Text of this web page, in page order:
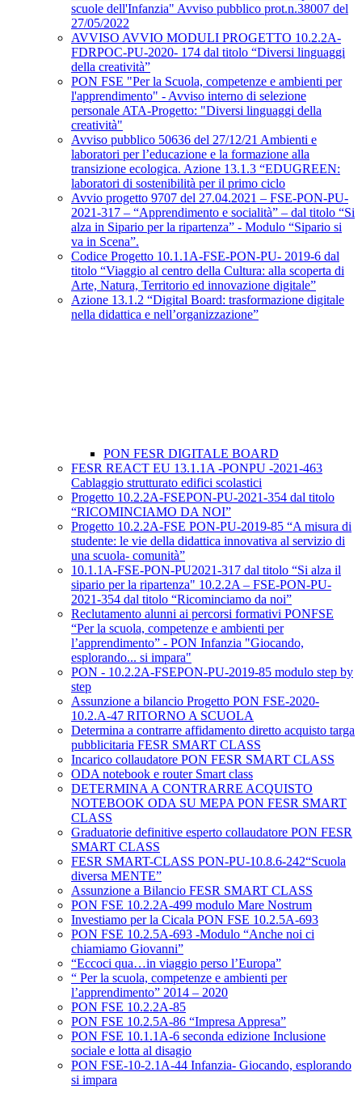
scuole dell'Infanzia" Avviso pubblico prot.n.38007 del
27/05/2022
AVVISO AVVIO MODULI PROGETTO 10.2.2A-
FDRPOC-PU-2020- 174 dal titolo “Diversi linguaggi
della creatività”
PON FSE "Per la Scuola, competenze e ambienti per
l'apprendimento" - Avviso interno di selezione
personale ATA-Progetto: "Diversi linguaggi della
creatività"
Avviso pubblico 50636 del 27/12/21 Ambienti e
laboratori per l’educazione e la formazione alla
transizione ecologica. Azione 13.1.3 “EDUGREEN:
laboratori di sostenibilità per il primo ciclo
Avvio progetto 9707 del 27.04.2021 – FSE-PON-PU-
2021-317 – “Apprendimento e socialità” – dal titolo “Si
alza in Sipario per la ripartenza” - Modulo “Sipario si
va in Scena”.
Codice Progetto 10.1.1A-FSE-PON-PU- 2019-6 dal
titolo “Viaggio al centro della Cultura: alla scoperta di
Arte, Natura, Territorio ed innovazione digitale”
Azione 13.1.2 “Digital Board: trasformazione digitale
nella didattica e nell’organizzazione”
PON FESR DIGITALE BOARD
FESR REACT EU 13.1.1A -PONPU -2021-463
Cablaggio strutturato edifici scolastici
Progetto 10.2.2A-FSEPON-PU-2021-354 dal titolo
“RICOMINCIAMO DA NOI”
Progetto 10.2.2A-FSE PON-PU-2019-85 “A misura di
studente: le vie della didattica innovativa al servizio di
una scuola- comunità”
10.1.1A-FSE-PON-PU2021-317 dal titolo “Si alza il
sipario per la ripartenza" 10.2.2A – FSE-PON-PU-
2021-354 dal titolo “Ricominciamo da noi”
Reclutamento alunni ai percorsi formativi PONFSE
“Per la scuola, competenze e ambienti per
l’apprendimento” - PON Infanzia "Giocando,
esplorando... si impara"
PON - 10.2.2A-FSEPON-PU-2019-85 modulo step by
step
Assunzione a bilancio Progetto PON FSE-2020-
10.2.A-47 RITORNO A SCUOLA
Determina a contrarre affidamento diretto acquisto targa
pubblicitaria FESR SMART CLASS
Incarico collaudatore PON FESR SMART CLASS
ODA notebook e router Smart class
DETERMINA A CONTRARRE ACQUISTO
NOTEBOOK ODA SU MEPA PON FESR SMART
CLASS
Graduatorie definitive esperto collaudatore PON FESR
SMART CLASS
FESR SMART-CLASS PON-PU-10.8.6-242“Scuola
diversa MENTE”
Assunzione a Bilancio FESR SMART CLASS
PON FSE 10.2.2A-499 modulo Mare Nostrum
Investiamo per la Cicala PON FSE 10.2.5A-693
PON FSE 10.2.5A-693 -Modulo “Anche noi ci
chiamiamo Giovanni”
“Eccoci qua…in viaggio perso l’Europa”
“ Per la scuola, competenze e ambienti per
l’apprendimento” 2014 – 2020
PON FSE 10.2.2A-85
PON FSE 10.2.5A-86 “Impresa Appresa”
PON FSE 10.1.1A-6 seconda edizione Inclusione
sociale e lotta al disagio
PON FSE-10-2.1A-44 Infanzia- Giocando, esplorando
si impara